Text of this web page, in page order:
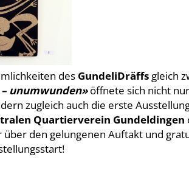
des GundeliDräffs gleich
unumwunden»öffnete sich nicht
zugleich auch die erste
Quartierverein Gundeldingen
den gelungenen Auftakt und